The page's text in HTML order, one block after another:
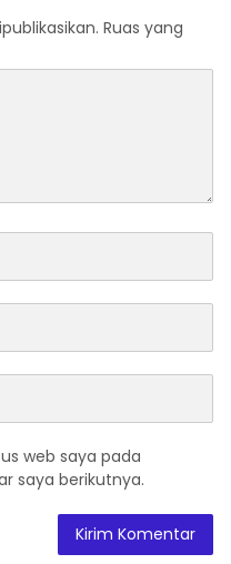
Ruas yang
web saya pada
saya berikutnya.